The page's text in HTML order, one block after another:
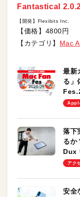
Fantastical
【開発】Flexibits Inc.
【価格】4800円
【カテゴリ】 Mac
最新
る」
しま
落下
るか
Dux
のモ
アク
安全